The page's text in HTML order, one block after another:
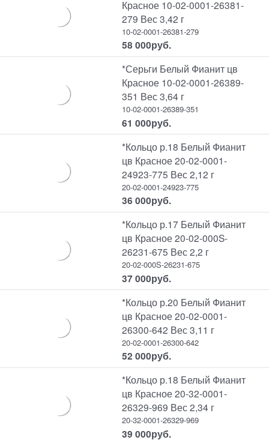
Красное 10-02-0001-26381-
279 Вес 3,42 г
10-02-0001-26381-279
58 000руб.
*Серьги Белый Фианит цв
Красное 10-02-0001-26389-
351 Вес 3,64 г
10-02-0001-26389-351
61 000руб.
*Кольцо р.18 Белый Фианит
цв Красное 20-02-0001-
24923-775 Вес 2,12 г
20-02-0001-24923-775
36 000руб.
*Кольцо р.17 Белый Фианит
цв Красное 20-02-000S-
26231-675 Вес 2,2 г
20-02-000S-26231-675
37 000руб.
*Кольцо р.20 Белый Фианит
цв Красное 20-02-0001-
26300-642 Вес 3,11 г
20-02-0001-26300-642
52 000руб.
*Кольцо р.18 Белый Фианит
цв Красное 20-32-0001-
26329-969 Вес 2,34 г
20-32-0001-26329-969
39 000руб.